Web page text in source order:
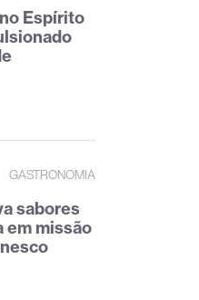
Espírito
GASTRONOMIA
sabores
em missão